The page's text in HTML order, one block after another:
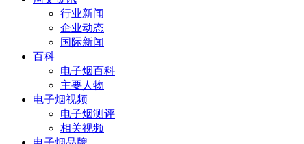
行业新闻
企业动态
国际新闻
百科
电子烟百科
主要人物
电子烟视频
电子烟测评
相关视频